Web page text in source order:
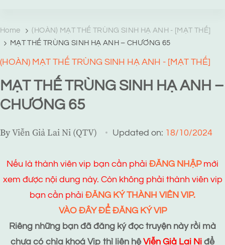
Home
(HOÀN) MẠT THẾ TRÙNG SINH HẠ ANH - [MẠT THẾ]
MẠT THẾ TRÙNG SINH HẠ ANH – CHƯƠNG 65
(HOÀN) MẠT THẾ TRÙNG SINH HẠ ANH - [MẠT THẾ]
MẠT THẾ TRÙNG SINH HẠ ANH –
CHƯƠNG 65
ByViễn Giả Lai Ni (QTV) Updated on: 18/10/2024
Nếu là thành viên vip bạn cần phải ĐĂNG NHẬPmới
xem được nội dung này. Còn không phải thành viên vip
bạn cần phải ĐĂNG KÝ THÀNH VIÊN VIP.
VÀO ĐÂY ĐỂ ĐĂNG KÝ VIP
Riêng những bạn đã đăng ký đọc truyện này rồi mà
chưa có chìa khoá Vip thì liên hệViễn Giả Lai Ni để